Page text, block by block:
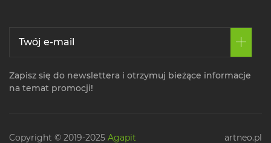
Zapisz się do newslettera i otrzymuj bieżące informacje
na temat promocji!
Copyright © 2019-2025 Agapit artneo.pl